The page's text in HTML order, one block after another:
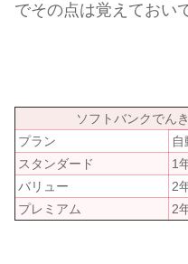
でその点は覚えておい
ソフトバンクでん
プラン
スタンダード
1
バリュー
2
プレミアム
2